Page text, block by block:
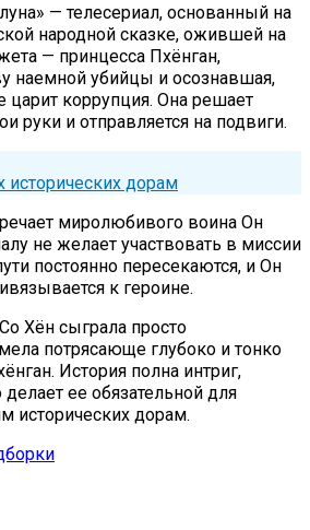
— телесериал, основанный на
народной сказке, ожившей на
— принцесса Пхёнган,
наемной убийцы и осознавшая,
царит коррупция. Она решает
руки и отправляется на подвиги.
исторических дорам
миролюбивого воина Он
не желает участвовать в миссии
постоянно пересекаются, и Он
к героине.
Хён сыграла просто
потрясающе глубоко и тонко
История полна интриг,
ее обязательной для
исторических дорам.